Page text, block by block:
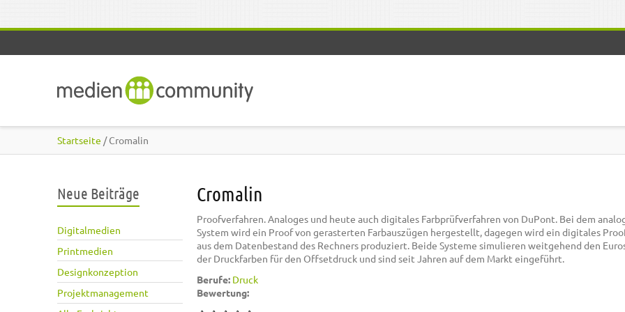
Startseite / Cromalin
Neue Beiträge
Digitalmedien
Printmedien
Designkonzeption
Projektmanagement
Cromalin
Proofverfahren. Analoges und heute auch digitales Farbprüfverfahren von DuPont. Bei dem
System wird ein Proof von gerasterten Farbauszügen hergestellt, dagegen wird ein digitales
aus dem Datenbestand des Rechners produziert. Beide Systeme simulieren weitgehend den
der Druckfarben für den Offsetdruck und sind seit Jahren auf dem Markt eingeführt.
Berufe: Druck
Bewertung: